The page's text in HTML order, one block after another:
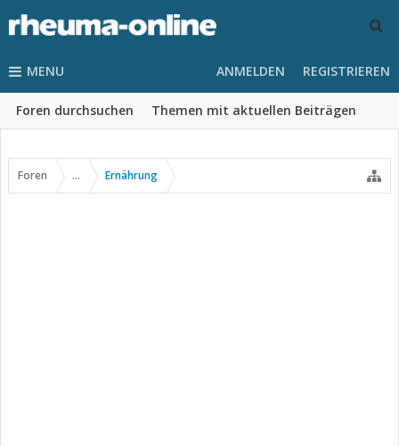
MENU
Foren durchsuchen Themen mit aktuellen Beiträgen
ANMELDEN REGISTRIEREN
Foren ... Ernährung